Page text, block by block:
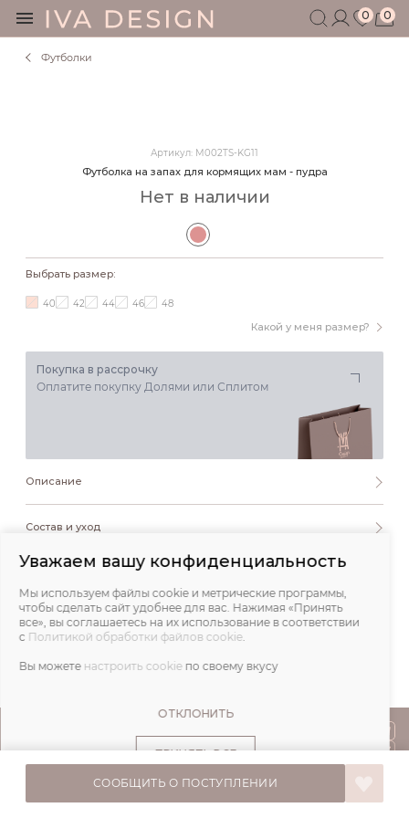
0 0
БЛОГ
ШОУРУМ
Футболки
Артикул: M002TS-KG11
Футболка на запах для кормящих мам - пудра
Нет в наличии
Выбрать размер:
Какой у меня размер?
40 42 44 46 48
Покупка в рассрочку
Оплатите покупку Долями или Сплитом
СООБЩИТЬ О ПОСТУПЛЕНИИ
Описание
Состав и уход
Отзывы
© IVA DESIGN,
Уважаем вашу конфиденциальность
Мы используем файлы cookie и метрические программы,
чтобы сделать сайт удобнее для вас. Нажимая «Принять
все», вы соглашаетесь на их использование в соответствии
с Политикой обработки файлов cookie.
Вы можете настроить cookie по своему вкусу
ОТКЛОНИТЬ
ПРИНЯТЬ ВСЕ